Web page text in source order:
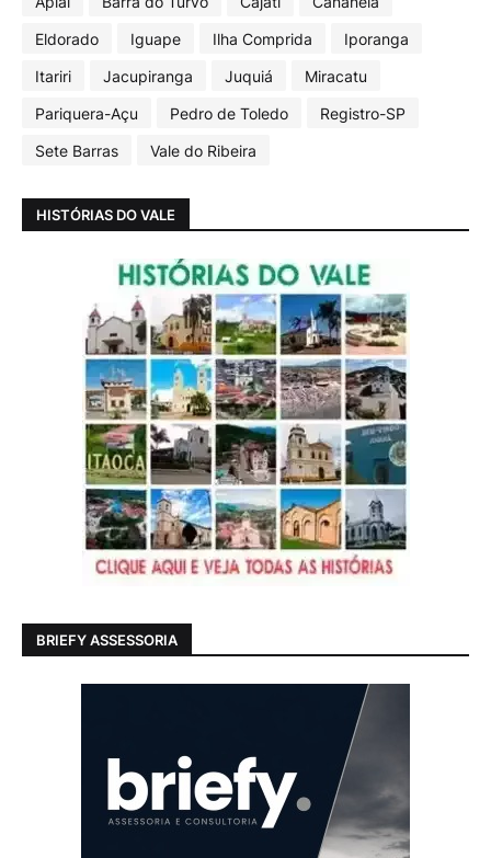
Eldorado
Iguape Ilha Comprida
Iporanga
Itariri
Jacupiranga Juquiá
Miracatu
Pariquera-Açu
Pedro de Toledo
Registro-SP
Sete Barras
Vale do Ribeira
HISTÓRIAS DO VALE
BRIEFY ASSESSORIA